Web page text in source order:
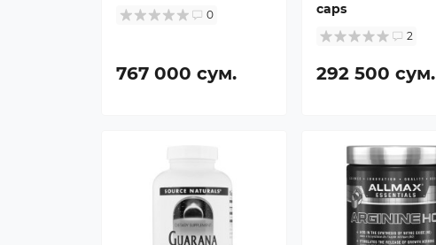
0
767 000 сум.
caps
2
292 500 сум.